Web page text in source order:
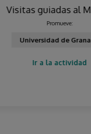
Visitas guiadas al
Promueve:
Universidad de
Ir a la actividad